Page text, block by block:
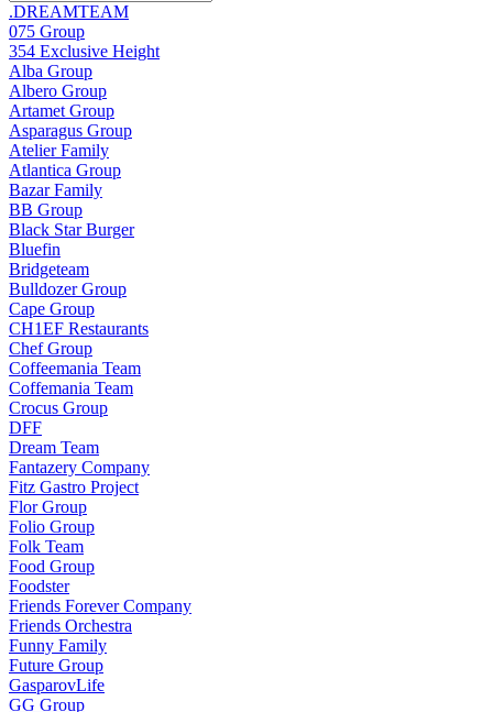
.DREAMTEAM
075 Group
354 Exclusive Height
Alba Group
Albero Group
Artamet Group
Asparagus Group
Atelier Family
Atlantica Group
Bazar Family
BB Group
Black Star Burger
Bluefin
Bridgeteam
Bulldozer Group
Cape Group
CH1EF Restaurants
Chef Group
Coffeemania Team
Coffemania Team
Crocus Group
DFF
Dream Team
Fantazery Company
Fitz Gastro Project
Flor Group
Folio Group
Folk Team
Food Group
Foodster
Friends Forever Company
Friends Orchestra
Funny Family
Future Group
GasparovLife
GG Group